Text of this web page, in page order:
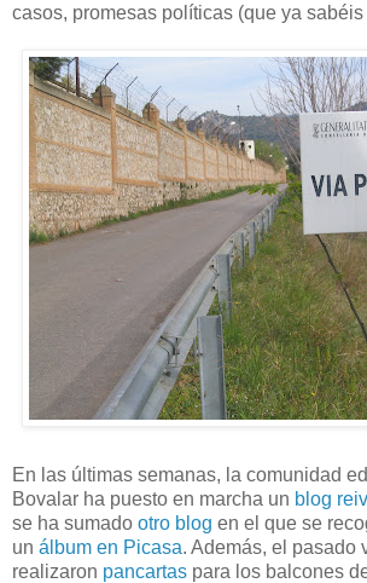
casos, promesas políticas (que ya
En las últimas semanas, la comunidad
Bovalar ha puesto en marcha un blog
se ha sumado otro blog en el que se
un álbum en Picasa. Además, el pasado
realizaron pancartas para los balcones